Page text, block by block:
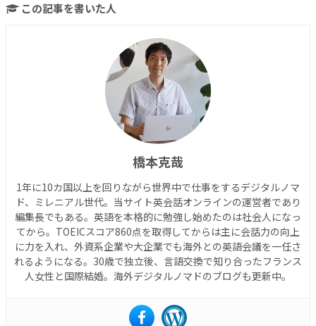
この記事を書いた人
橋本克哉
1年に10カ国以上を回りながら世界中で仕事をするデジタルノマ
ド、ミレニアル世代。当サイト英会話オンラインの運営者であり
編集長でもある。英語を本格的に勉強し始めたのは社会人になっ
てから。TOEICスコア860点を取得してからは主に会話力の向上
に力を入れ、外資系企業や大企業でも海外との英語会議を一任さ
れるようになる。30歳で独立後、言語交換で知り合ったフランス
人女性と国際結婚。海外デジタルノマドのブログも更新中。